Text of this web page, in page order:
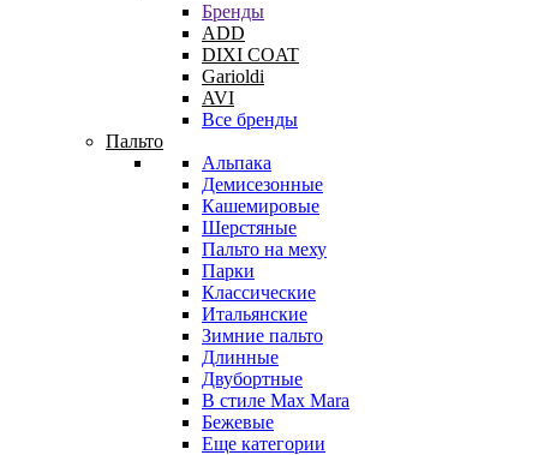
Бренды
ADD
DIXI COAT
Garioldi
AVI
Все бренды
Пальто
Альпака
Демисезонные
Кашемировые
Шерстяные
Пальто на меху
Парки
Классические
Итальянские
Зимние пальто
Длинные
Двубортные
В стиле Max Mara
Бежевые
Еще категории